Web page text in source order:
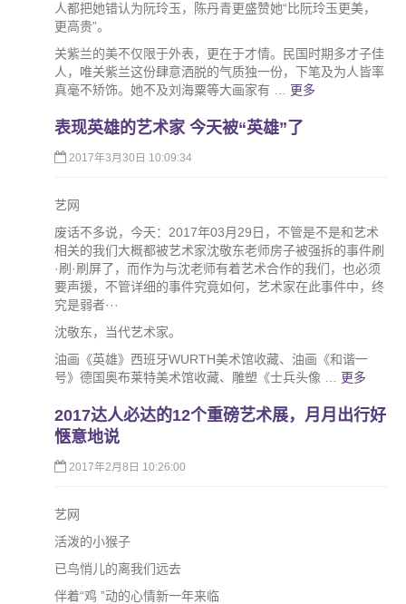
人都把她错认为阮玲玉，陈丹青更盛赞她“比阮玲玉更美，
更高贵”。
关紫兰的美不仅限于外表，更在于才情。民国时期多才子佳
人，唯关紫兰这份肆意洒脱的气质独一份，下笔及为人皆率
真毫不矫饰。她不及刘海粟等大画家有 … 更多
表现英雄的艺术家 今天被“英雄”了
2017年3月30日 10:09:34
艺网
废话不多说，今天：2017年03月29日，不管是不是和艺术
相关的我们大概都被艺术家沈敬东老师房子被强拆的事件刷
·刷·刷屏了，而作为与沈老师有着艺术合作的我们，也必须
要声援，不管详细的事件究竟如何，艺术家在此事件中，终
究是弱者···
沈敬东，当代艺术家。
油画《英雄》西班牙WURTH美术馆收藏、油画《和谐一
号》德国奥布莱特美术馆收藏、雕塑《士兵头像 … 更多
2017达人必达的12个重磅艺术展，月月出行好
惬意地说
2017年2月8日 10:26:00
艺网
活泼的小猴子
已鸟悄儿的离我们远去
伴着“鸡 ”动的心情新一年来临